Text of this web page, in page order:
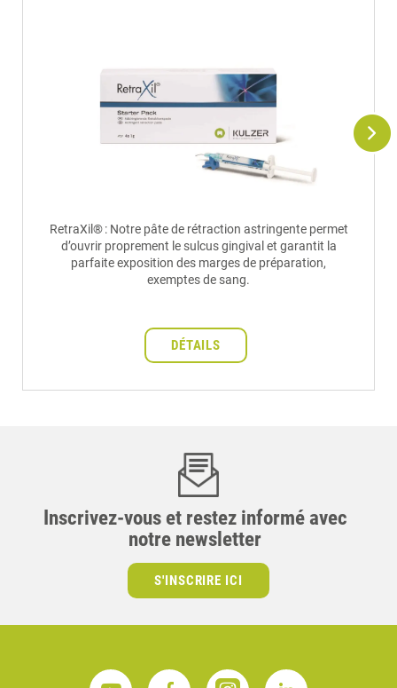
RetraXil® : Notre pâte de rétraction astringente permet
d’ouvrir proprement le sulcus gingival et garantit la
parfaite exposition des marges de préparation,
exemptes de sang.
DÉTAILS
Inscrivez-vous et restez informé avec
notre newsletter
S'INSCRIRE ICI